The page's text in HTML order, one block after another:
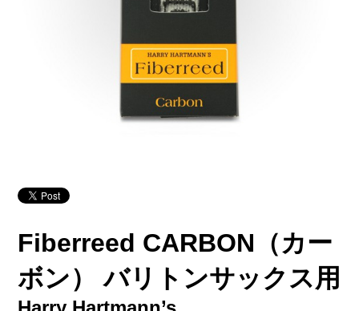
Fiberreed CARBON（カー
ボン） バリトンサックス用